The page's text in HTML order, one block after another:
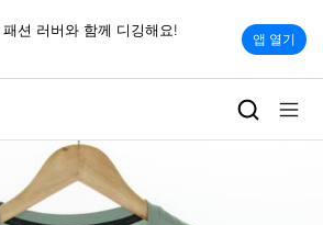
션 러버와 함께 디깅해요!
앱 열기